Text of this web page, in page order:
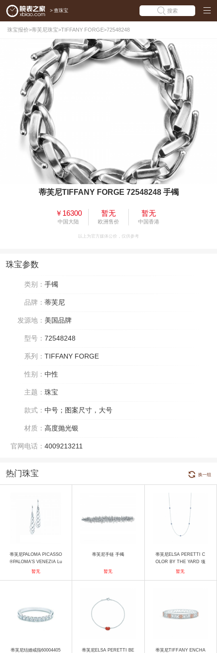
> 查珠宝 搜索
珠宝报价>蒂芙尼珠宝>TIFFANY FORGE>72548248
蒂芙尼TIFFANY FORGE 72548248 手镯
￥16300
中国大陆
暂无
欧洲售价
暂无
中国香港
以上为官方媒体公价，仅供参考
珠宝参数
类别： 手镯
品牌： 蒂芙尼
发源地： 美国品牌
型号： 72548248
系列： TIFFANY FORGE
性别： 中性
主题： 珠宝
款式： 中号；图案尺寸，大号
材质： 高度抛光银
官网电话： 4009213211
热门珠宝 换一组
蒂芙尼PALOMA PICASSO
®PALOMA'S VENEZIA Lu
ce 耳坠 耳饰
暂无
蒂芙尼手链 手镯
暂无
蒂芙尼ELSA PERETTI C
OLOR BY THE YARD 项
链 项链
暂无
蒂芙尼结婚戒指60004405 蒂芙尼ELSA PERETTI BE 蒂芙尼TIFFANY ENCHA